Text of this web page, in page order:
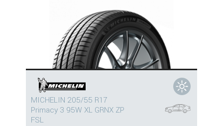
MICHELIN 205/55 R17
Primacy 3 95W XL GRNX ZP
FSL